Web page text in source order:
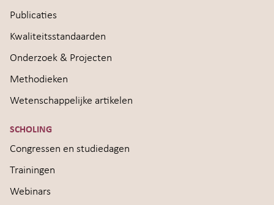
Publicaties
Kwaliteitsstandaarden
Onderzoek & Projecten
Methodieken
Wetenschappelijke artikelen
SCHOLING
Congressen en studiedagen
Trainingen
Webinars